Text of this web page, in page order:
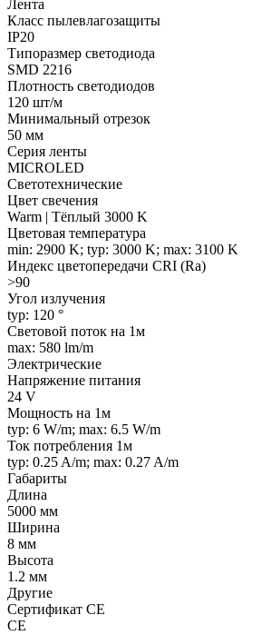
Лента
Класс пылевлагозащиты
IP20
Типоразмер светодиода
SMD 2216
Плотность светодиодов
120 шт/м
Минимальный отрезок
50 мм
Серия ленты
MICROLED
Светотехнические
Цвет свечения
Warm | Тёплый 3000 K
Цветовая температура
min: 2900 K; typ: 3000 K; max: 3100 K
Индекс цветопередачи CRI (Ra)
>90
Угол излучения
typ: 120 °
Световой поток на 1м
max: 580 lm/m
Электрические
Напряжение питания
24 V
Мощность на 1м
typ: 6 W/m; max: 6.5 W/m
Ток потребления 1м
typ: 0.25 A/m; max: 0.27 A/m
Габариты
Длина
5000 мм
Ширина
8 мм
Высота
1.2 мм
Другие
Сертификат CE
CE